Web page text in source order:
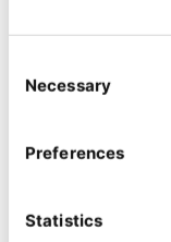
Selection
Necessary
Preferences
Statistics
Systems para
comercio
eZ bajo el
hoy,
trabajando